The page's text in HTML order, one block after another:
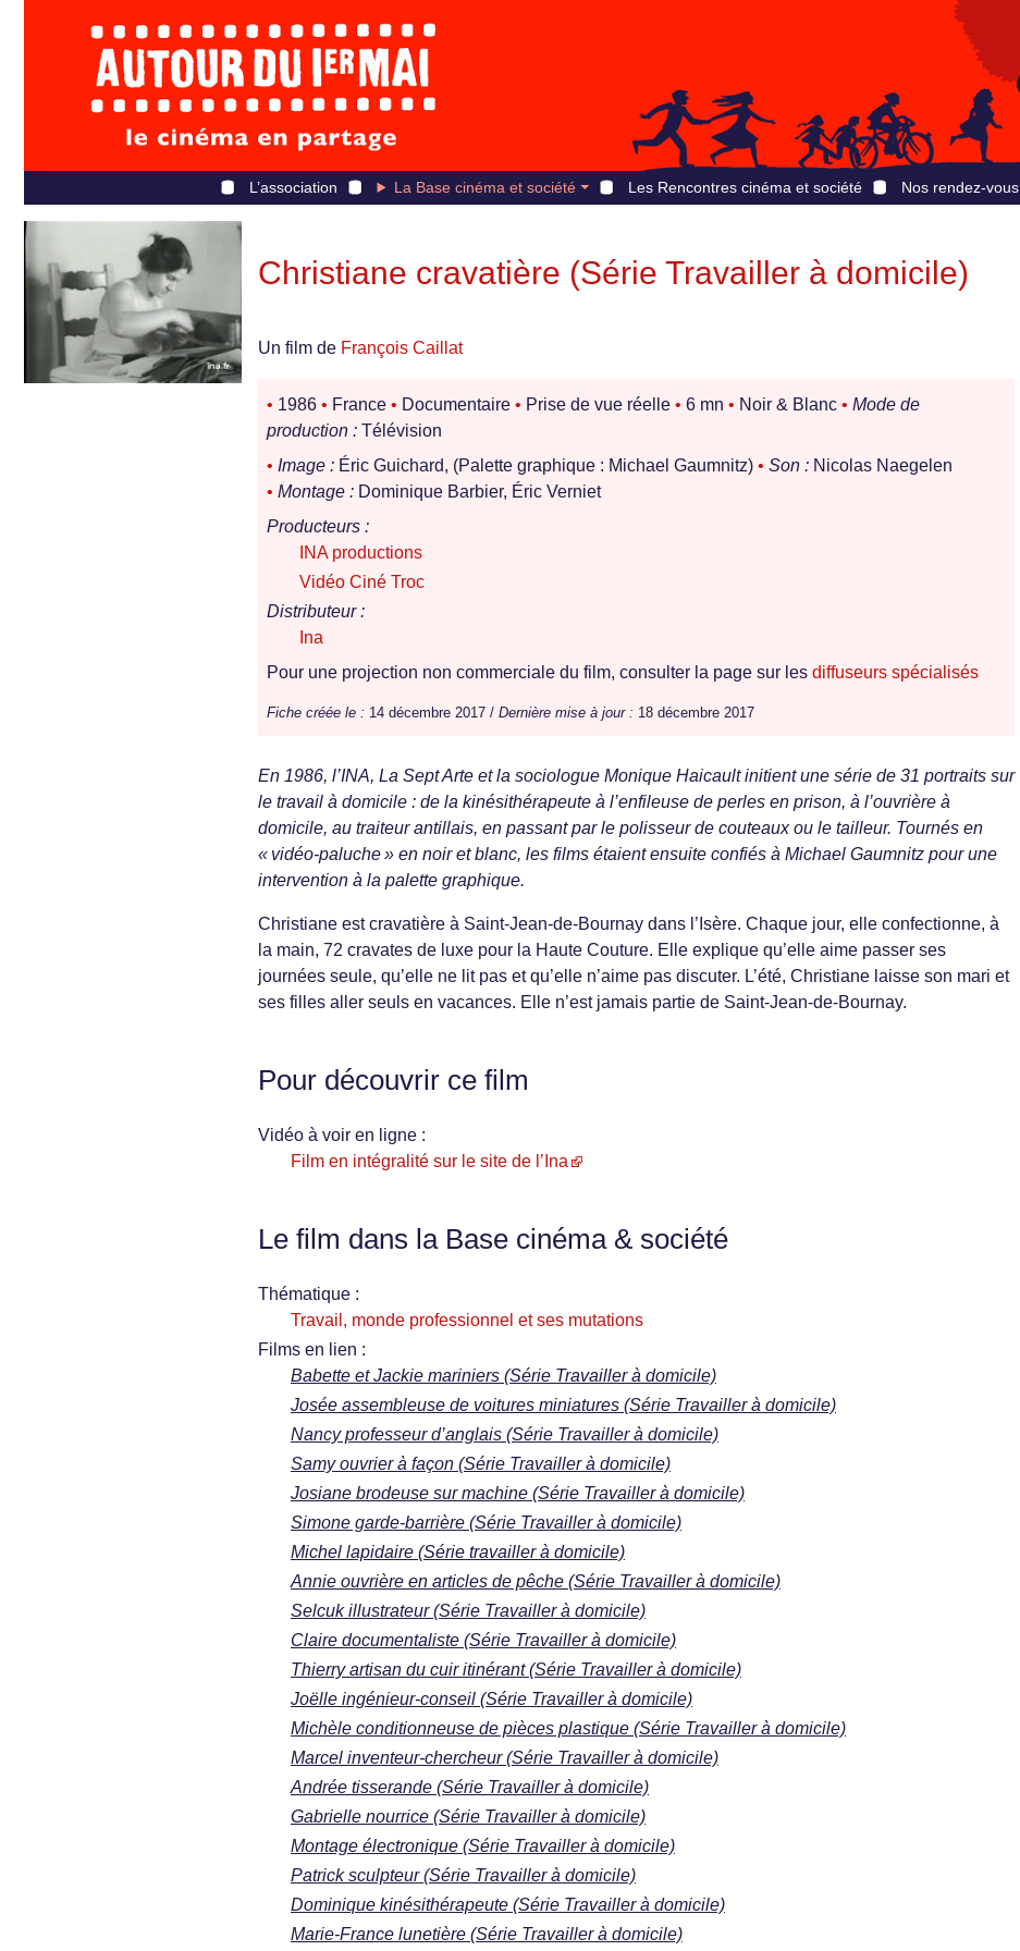
L’association La Base cinéma et société Les Rencontres cinéma et société Nos rendez-vous
Christiane cravatière (Série Travailler à domicile)
Un film de François Caillat
• 1986 • France • Documentaire • Prise de vue réelle • 6 mn • Noir & Blanc • Mode de
production : Télévision
• Image : Éric Guichard, (Palette graphique : Michael Gaumnitz) • Son : Nicolas Naegelen
• Montage : Dominique Barbier, Éric Verniet
Producteurs :
INA productions
Vidéo Ciné Troc
Distributeur :
Ina
Pour une projection non commerciale du film, consulter la page sur les diffuseurs spécialisés
Fiche créée le : 14 décembre 2017 / Dernière mise à jour : 18 décembre 2017
En 1986, l’INA, La Sept Arte et la sociologue Monique Haicault initient une série de 31 portraits sur
le travail à domicile : de la kinésithérapeute à l’enfileuse de perles en prison, à l’ouvrière à
domicile, au traiteur antillais, en passant par le polisseur de couteaux ou le tailleur. Tournés en
« vidéo-paluche » en noir et blanc, les films étaient ensuite confiés à Michael Gaumnitz pour une
intervention à la palette graphique.
Christiane est cravatière à Saint-Jean-de-Bournay dans l’Isère. Chaque jour, elle confectionne, à
la main, 72 cravates de luxe pour la Haute Couture. Elle explique qu’elle aime passer ses
journées seule, qu’elle ne lit pas et qu’elle n’aime pas discuter. L’été, Christiane laisse son mari et
ses filles aller seuls en vacances. Elle n’est jamais partie de Saint-Jean-de-Bournay.
Pour découvrir ce film
Vidéo à voir en ligne :
Film en intégralité sur le site de l’Ina
Le film dans la Base cinéma & société
Thématique :
Travail, monde professionnel et ses mutations
Films en lien :
Babette et Jackie mariniers (Série Travailler à domicile)
Josée assembleuse de voitures miniatures (Série Travailler à domicile)
Nancy professeur d’anglais (Série Travailler à domicile)
Samy ouvrier à façon (Série Travailler à domicile)
Josiane brodeuse sur machine (Série Travailler à domicile)
Simone garde-barrière (Série Travailler à domicile)
Michel lapidaire (Série travailler à domicile)
Annie ouvrière en articles de pêche (Série Travailler à domicile)
Selcuk illustrateur (Série Travailler à domicile)
Claire documentaliste (Série Travailler à domicile)
Thierry artisan du cuir itinérant (Série Travailler à domicile)
Joëlle ingénieur-conseil (Série Travailler à domicile)
Michèle conditionneuse de pièces plastique (Série Travailler à domicile)
Marcel inventeur-chercheur (Série Travailler à domicile)
Andrée tisserande (Série Travailler à domicile)
Gabrielle nourrice (Série Travailler à domicile)
Montage électronique (Série Travailler à domicile)
Patrick sculpteur (Série Travailler à domicile)
Dominique kinésithérapeute (Série Travailler à domicile)
Marie-France lunetière (Série Travailler à domicile)